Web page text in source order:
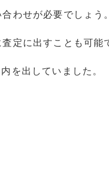
わせが必要でしょう。
定に出すことも可能
を出していました。